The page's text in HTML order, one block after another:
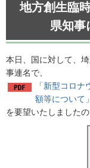
地方創生臨
県知事
本日、国に対して、
事連名で、
「新型コロ
額等について
を要望いたしました